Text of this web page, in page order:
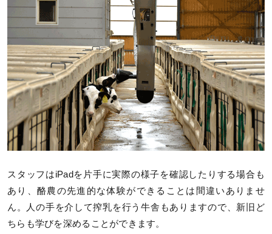
スタッフはiPadを片手に実際の様子を確認したりする場合も
あり、酪農の先進的な体験ができることは間違いありませ
ん。人の手を介して搾乳を行う牛舎もありますので、新旧ど
ちらも学びを深めることができます。